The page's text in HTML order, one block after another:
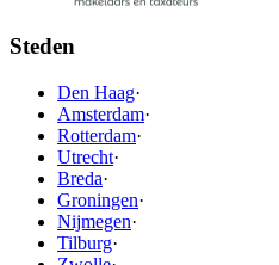
Steden
Den Haag·
Amsterdam·
Rotterdam·
Utrecht·
Breda·
Groningen·
Nijmegen·
Tilburg·